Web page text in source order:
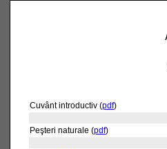
Cuvânt introductiv (pdf)
Peşteri naturale (pdf)